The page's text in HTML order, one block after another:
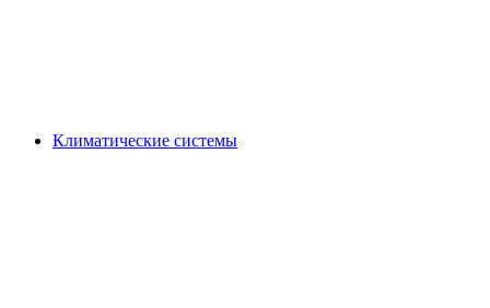
Климатические системы